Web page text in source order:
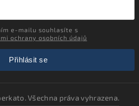
ochrany osobních údajů
Přihlásit se
. Všechna práva vyhrazena.